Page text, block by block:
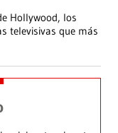
Hollywood, los
televisivas que más